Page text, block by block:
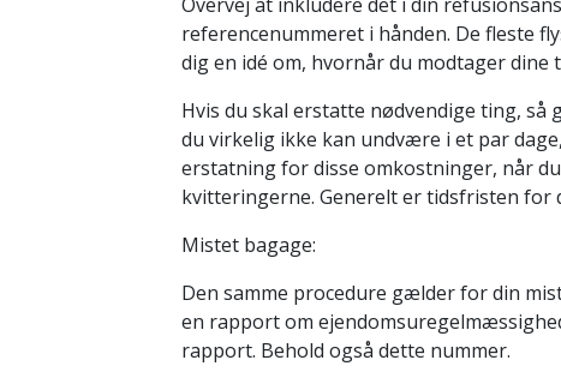
referencenummeret i hånden. De fleste
dig en idé om, hvornår du modtager dine
Hvis du skal erstatte nødvendige ting,
du virkelig ikke kan undvære i et par
erstatning for disse omkostninger, når
kvitteringerne. Generelt er tidsfristen for
Mistet bagage:
Den samme procedure gælder for din
en rapport om
rapport. Behold også dette nummer.